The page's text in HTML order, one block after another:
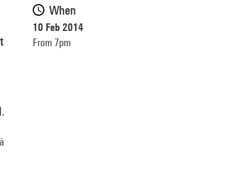
When
10 Feb 2014
From 7pm